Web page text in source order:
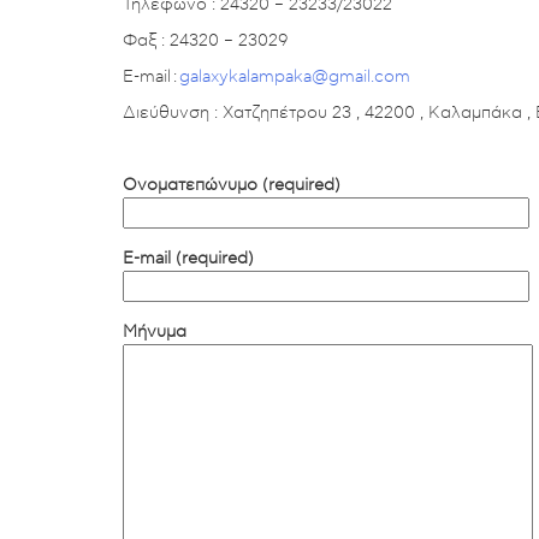
Τηλέφωνο : 24320 – 23233/23022
Φαξ : 24320 – 23029
E-mail :galaxykalampaka@gmail.com
Διεύθυνση : Χατζηπέτρου 23 , 42200 , Καλαμπάκα ,
Ονοματεπώνυμο (required)
E-mail (required)
Μήνυμα